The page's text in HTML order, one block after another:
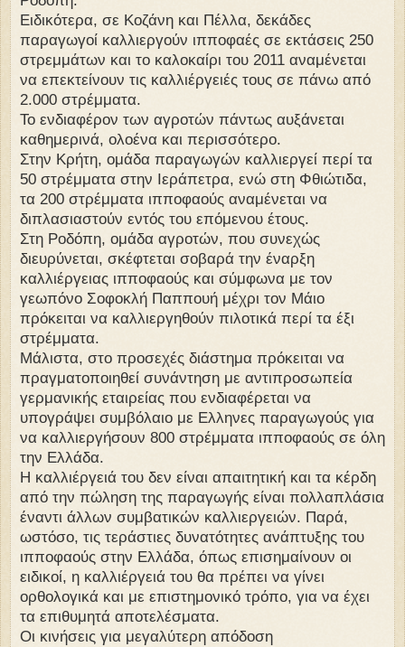
Ειδικότερα, σε Κοζάνη και Πέλλα, δεκάδες
παραγωγοί καλλιεργούν ιπποφαές σε εκτάσεις 250
στρεμμάτων και το καλοκαίρι του 2011 αναμένεται
να επεκτείνουν τις καλλιέργειές τους σε πάνω από
2.000 στρέμματα.
Το ενδιαφέρον των αγροτών πάντως αυξάνεται
καθημερινά, ολοένα και περισσότερο.
Στην Κρήτη, ομάδα παραγωγών καλλιεργεί περί τα
50 στρέμματα στην Ιεράπετρα, ενώ στη Φθιώτιδα,
τα 200 στρέμματα ιπποφαούς αναμένεται να
διπλασιαστούν εντός του επόμενου έτους.
Στη Ροδόπη, ομάδα αγροτών, που συνεχώς
διευρύνεται, σκέφτεται σοβαρά την έναρξη
καλλιέργειας ιπποφαούς και σύμφωνα με τον
γεωπόνο Σοφοκλή Παππουή μέχρι τον Μάιο
πρόκειται να καλλιεργηθούν πιλοτικά περί τα έξι
στρέμματα.
Μάλιστα, στο προσεχές διάστημα πρόκειται να
πραγματοποιηθεί συνάντηση με αντιπροσωπεία
γερμανικής εταιρείας που ενδιαφέρεται να
υπογράψει συμβόλαιο με Ελληνες παραγωγούς για
να καλλιεργήσουν 800 στρέμματα ιπποφαούς σε όλη
την Ελλάδα.
Η καλλιέργειά του δεν είναι απαιτητική και τα κέρδη
από την πώληση της παραγωγής είναι πολλαπλάσια
έναντι άλλων συμβατικών καλλιεργειών. Παρά,
ωστόσο, τις τεράστιες δυνατότητες ανάπτυξης του
ιπποφαούς στην Ελλάδα, όπως επισημαίνουν οι
ειδικοί, η καλλιέργειά του θα πρέπει να γίνει
ορθολογικά και με επιστημονικό τρόπο, για να έχει
τα επιθυμητά αποτελέσματα.
Οι κινήσεις για μεγαλύτερη απόδοση